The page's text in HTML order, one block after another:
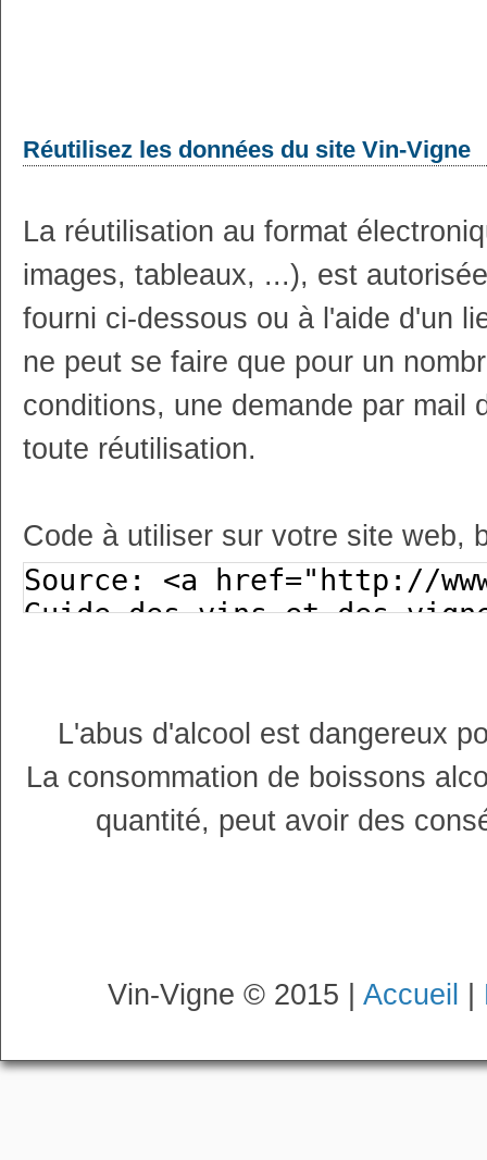
Réutilisez les données du site Vin-Vigne
La réutilisation au format
images, tableaux, ...), est
fourni ci-dessous ou à l'aide d'un
ne peut se faire que pour un
conditions, une demande par mail
toute réutilisation.
Code à utiliser sur votre site web,
L'abus d'alcool est dangereux
La consommation de boissons
quantité, peut avoir des
Vin-Vigne © 2015 | Accueil